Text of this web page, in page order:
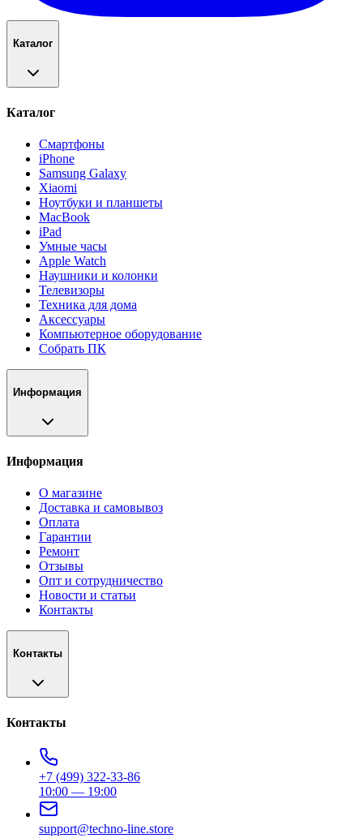
Каталог
Каталог
Смартфоны
iPhone
Samsung Galaxy
Xiaomi
Ноутбуки и планшеты
MacBook
iPad
Умные часы
Apple Watch
Наушники и колонки
Телевизоры
Техника для дома
Аксессуары
Компьютерное оборудование
Собрать ПК
Информация
Информация
О магазине
Доставка и самовывоз
Оплата
Гарантии
Ремонт
Отзывы
Опт и сотрудничество
Новости и статьи
Контакты
Контакты
Контакты
+7 (499) 322-33-86
10:00 — 19:00
support@techno-line.store